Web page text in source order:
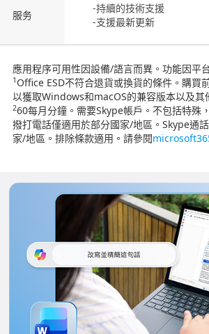
服务
-持續的技術支援
-支援最新更新
應用程序可用性因設備/語言而異。功能因平
1 Office ESD不符合退貨或換貨的條件。購買
以獲取Windows和macOS的兼容版本以及其
260每月分鐘。需要Skype帳戶。不包括特殊
撥打電話僅適用於部分國家/地區。Skype通
家/地區。排除條款適用。請參閱